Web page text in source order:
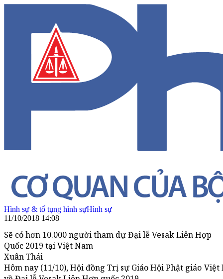
Hình sự & tố tụng hình sựHình sự
11/10/2018 14:08
Sẽ có hơn 10.000 người tham dự Đại lễ Vesak Liên Hợp
Quốc 2019 tại Việt Nam
Xuân Thái
Hôm nay (11/10), Hội đồng Trị sự Giáo Hội Phật giáo